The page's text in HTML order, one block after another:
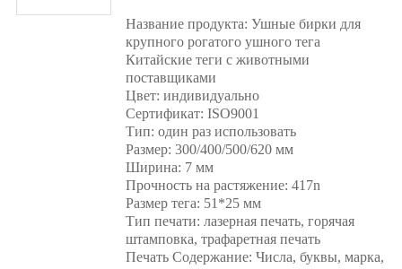
Название продукта: Ушные бирки для
крупного рогатого ушного тега
Китайские теги с животными
поставщиками
Цвет: индивидуально
Сертификат: ISO9001
Тип: один раз использовать
Размер: 300/400/500/620 мм
Ширина: 7 мм
Прочность на растяжение: 417n
Размер тега: 51*25 мм
Тип печати: лазерная печать, горячая
штамповка, трафаретная печать
Печать Содержание: Числа, буквы, марка,